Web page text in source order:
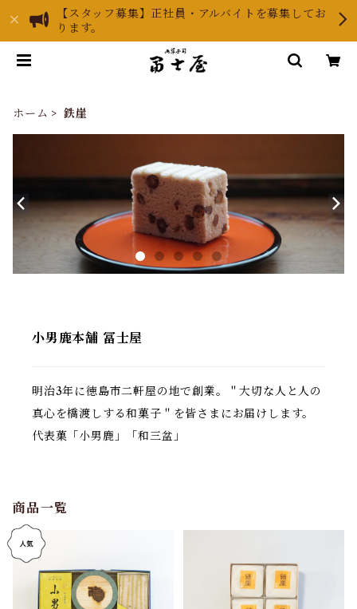
【スタッフ募集】正社員・アルバイトを募集してお
ります。
ホーム 鉄崖
小男鹿本舗 冨士屋
明治3年に徳島市二軒屋の地で創業。＂大切な人と人の
真心を橋渡しする和菓子＂を皆さまにお届けします。
代表菓「小男鹿」「和三盆」
商品一覧